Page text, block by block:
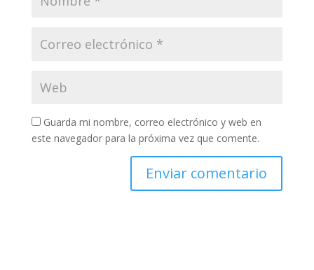
Guarda mi nombre, correo electrónico y web en
este navegador para la próxima vez que comente.